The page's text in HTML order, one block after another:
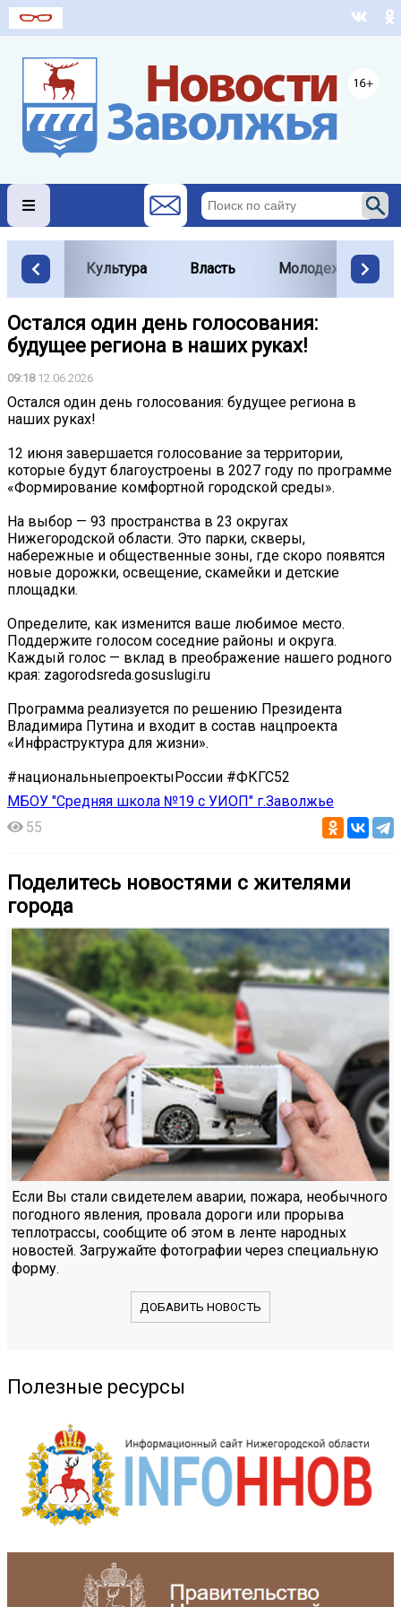
Культура Власть Молодежь
Остался один день голосования:
будущее региона в наших руках!
09:1812.06.2026
Остался один день голосования: будущее региона в
наших руках!
12 июня завершается голосование за территории,
которые будут благоустроены в 2027 году по программе
«Формирование комфортной городской среды».
На выбор — 93 пространства в 23 округах
Нижегородской области. Это парки, скверы,
набережные и общественные зоны, где скоро появятся
новые дорожки, освещение, скамейки и детские
площадки.
Определите, как изменится ваше любимое место.
Поддержите голосом соседние районы и округа.
Каждый голос — вклад в преображение нашего родного
края: zagorodsreda.gosuslugi.ru
Программа реализуется по решению Президента
Владимира Путина и входит в состав нацпроекта
«Инфраструктура для жизни».
#национальныепроектыРоссии #ФКГС52
МБОУ "Средняя школа №19 с УИОП" г.Заволжье
55
Поделитесь новостями с жителями
города
Если Вы стали свидетелем аварии, пожара, необычного
погодного явления, провала дороги или прорыва
теплотрассы, сообщите об этом в ленте народных
новостей. Загружайте фотографии через специальную
форму.
ДОБАВИТЬ НОВОСТЬ
Полезные ресурсы